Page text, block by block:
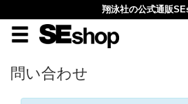
翔泳社の公式通販
問い合わせ